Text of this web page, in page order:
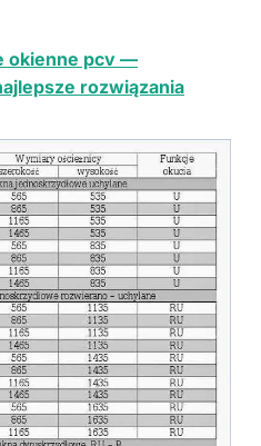
okienne pcv —
rozwiązania